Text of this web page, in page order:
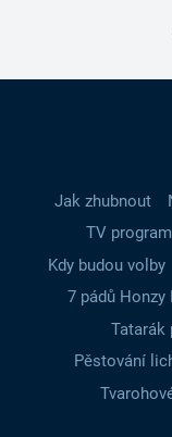
Jak zhubnout
TV program
Kdy budou volby
7 pádů Honzy
Tatarák
Pěstování